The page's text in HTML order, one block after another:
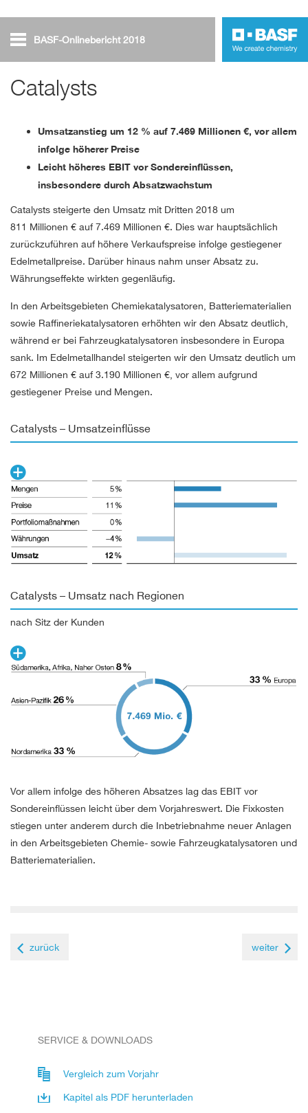
BASF-Onlinebericht 2018
Catalysts
Umsatzanstieg um 12 % auf 7.469 Millionen €, vor allem
infolge höherer Preise
Leicht höheres EBIT vor Sondereinflüssen,
insbesondere durch Absatzwachstum
Catalysts steigerte den Umsatz mit Dritten 2018 um
811 Millionen € auf7.469 Millionen €. Dies war hauptsächlich
zurückzuführen auf höhere Verkaufspreise infolge gestiegener
Edelmetallpreise. Darüber hinaus nahm unser Absatz zu.
Währungseffekte wirkten gegenläufig.
In den Arbeitsgebieten Chemiekatalysatoren, Batteriematerialien
sowie Raffineriekatalysatoren erhöhten wir den Absatz deutlich,
während er bei Fahrzeugkatalysatoren insbesondere in Europa
sank. Im Edelmetallhandel steigerten wir den Umsatz deutlich um
672 Millionen € auf3.190 Millionen € , vor allem aufgrund
gestiegener Preise und Mengen.
Catalysts – Umsatzeinflüsse
Catalysts – Umsatz nach Regionen
nach Sitz der Kunden
Vor allem infolge des höheren Absatzes lag das EBIT vor
Sondereinflüssen leicht über dem Vorjahreswert. Die Fixkosten
stiegen unter anderem durch die Inbetriebnahme neuer Anlagen
in den Arbeitsgebieten Chemie- sowie Fahrzeugkatalysatoren und
Batteriematerialien.
zurück weiter
SERVICE & DOWNLOADS
Vergleich zum Vorjahr
Kapitel als PDF herunterladen